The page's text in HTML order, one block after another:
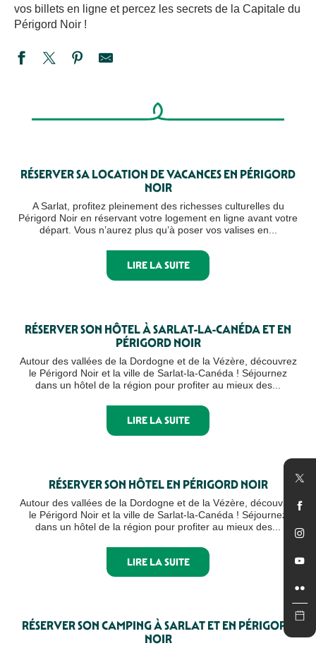
vos billets en ligne et percez les secrets de la Capitale du
Périgord Noir !
RÉSERVER SA LOCATION DE VACANCES EN PÉRIGORD
NOIR
A Sarlat, profitez pleinement des richesses culturelles du
Périgord Noir en réservant votre logement en ligne avant votre
départ. Vous n’aurez plus qu’à poser vos valises en...
LIRE LA SUITE
RÉSERVER SON HÔTEL À SARLAT-LA-CANÉDA ET EN
PÉRIGORD NOIR
Autour des vallées de la Dordogne et de la Vézère, découvrez
le Périgord Noir et la ville de Sarlat-la-Canéda ! Séjournez
dans un hôtel de la région pour profiter au mieux des...
LIRE LA SUITE
RÉSERVER SON HÔTEL EN PÉRIGORD NOIR
Autour des vallées de la Dordogne et de la Vézère, découvrez
le Périgord Noir et la ville de Sarlat-la-Canéda ! Séjournez
dans un hôtel de la région pour profiter au mieux des...
LIRE LA SUITE
RÉSERVER SON CAMPING À SARLAT ET EN PÉRIGORD
NOIR